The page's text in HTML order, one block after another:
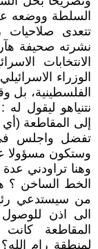
السلطة ووضعه
تتعدى صلاحيات
نشرته صحيفة
الانتخابات
الوزراء
الفلسطينية، بل
نتنياهو ليقول
إلى المقاطعة
تفضل واجلس في
وستكون مسؤولا
وهنا تراودني
الخط الساخن ؟
من سيستدعي
الى اذن
المقاطعة كانت
لمنطقة رام